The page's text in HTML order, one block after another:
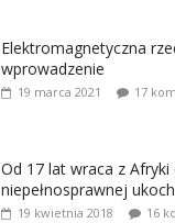
Elektromagnetyczna
wprowadzenie
19 marca 2021 17
Od 17 lat wraca z
niepełnosprawnej
19 kwietnia 2018 16